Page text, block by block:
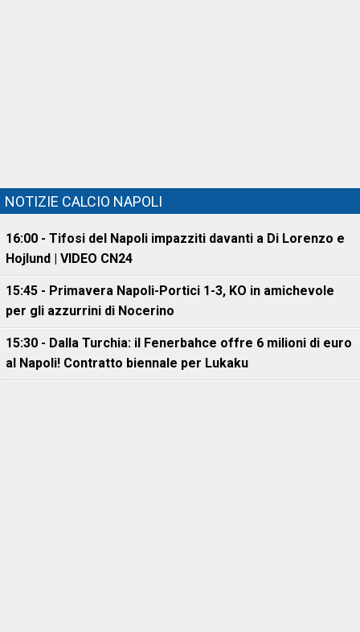
NOTIZIE CALCIO NAPOLI
16:00 - Tifosi del Napoli impazziti davanti a Di Lorenzo e
Hojlund | VIDEO CN24
15:45 - Primavera Napoli-Portici 1-3, KO in amichevole
per gli azzurrini di Nocerino
15:30 - Dalla Turchia: il Fenerbahce offre 6 milioni di euro
al Napoli! Contratto biennale per Lukaku